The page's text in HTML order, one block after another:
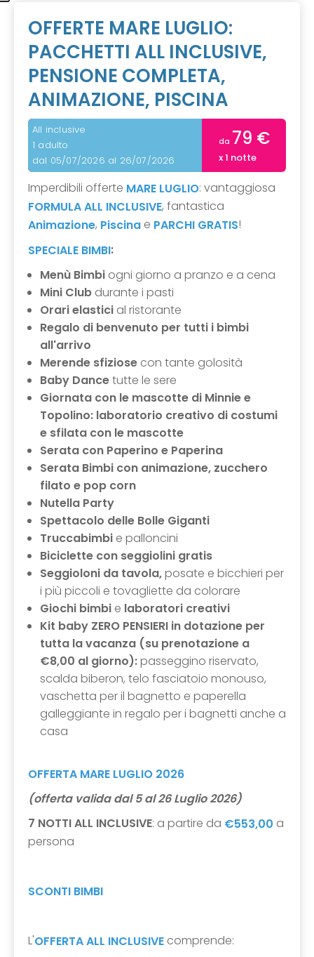
OFFERTE MARE LUGLIO:
PACCHETTI ALL INCLUSIVE,
PENSIONE COMPLETA,
ANIMAZIONE, PISCINA
All inclusive
1 adulto
dal 05/07/2026 al 26/07/2026
da 79 €
x 1 notte
Imperdibili offerte MARE LUGLIO: vantaggiosa
FORMULA ALL INCLUSIVE, fantastica
Animazione, Piscina e PARCHI GRATIS!
SPECIALE BIMBI:
Menù Bimbi ogni giorno a pranzo e a cena
Mini Club durante i pasti
Orari elastici al ristorante
Regalo di benvenuto per tutti i bimbi
all'arrivo
Merende sfiziose con tante golosità
Baby Dancetutte le sere
Giornata con le mascotte di Minnie e
Topolino: laboratorio creativo di costumi
e sfilata con le mascotte
Serata con Paperino e Paperina
Serata Bimbi con animazione, zucchero
filato e pop corn
Nutella Party
Spettacolo delle Bolle Giganti
Truccabimbi e palloncini
Biciclette con seggiolini gratis
Seggioloni da tavola,posate e bicchieri per
i più piccoli e tovagliette da colorare
Giochi bimbi e laboratori creativi
Kit baby ZERO PENSIERI in dotazione per
tutta la vacanza (su prenotazione a
€8,00 al giorno):passeggino riservato,
scalda biberon, telo fasciatoio monouso,
vaschetta per il bagnetto e paperella
galleggiante in regalo per i bagnetti anche a
casa
OFFERTA MARE LUGLIO 2026
(offerta valida dal 5 al 26 Luglio 2026)
7 NOTTI ALL INCLUSIVE: a partire da €553,00 a
persona
SCONTI BIMBI
L'OFFERTAALL INCLUSIVE comprende: